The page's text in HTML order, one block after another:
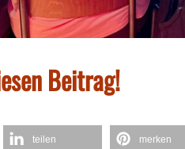
Beitrag!
teilen merken